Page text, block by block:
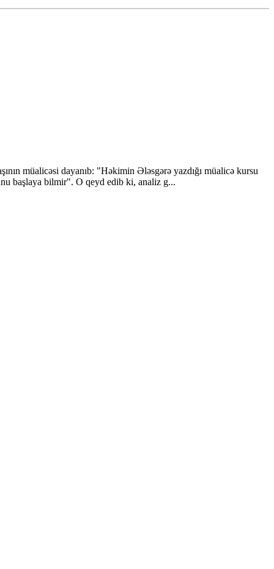
müalicəsi dayanıb: "Həkimin Ələsgərə yazdığı müalicə kursu
başlaya bilmir". O qeyd edib ki, analiz g...